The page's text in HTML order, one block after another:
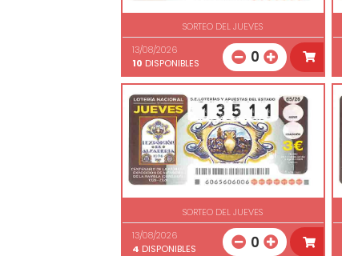
SORTEO DEL JUEVES
13/08/2026
10 DISPONIBLES 0
SORTEO DEL JUEVES
13/08/2026
4 DISPONIBLES 0